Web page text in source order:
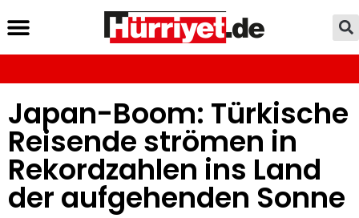
Japan-Boom: Türkische
Reisende strömen in
Rekordzahlen ins Land
der aufgehenden Sonne